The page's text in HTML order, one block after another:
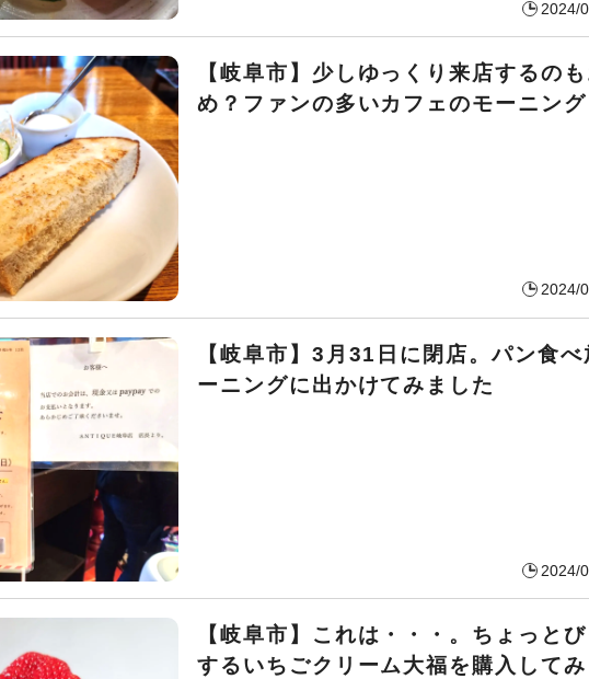
2024/
【岐阜市】少しゆっくり来店するの
め？ファンの多いカフェのモーニング
2024/
【岐阜市】3月31日に閉店。パン食べ
ーニングに出かけてみました
2024/
【岐阜市】これは・・・。ちょっとび
するいちごクリーム大福を購入して